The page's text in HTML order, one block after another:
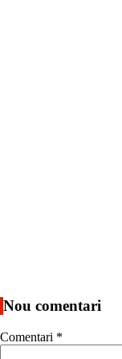
Nou comentari
Comentari *